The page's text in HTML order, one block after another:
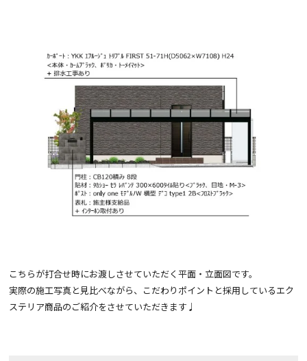
こちらが打合せ時にお渡しさせていただく平面・立面図です。
実際の施工写真と見比べながら、こだわりポイントと採用しているエク
ステリア商品のご紹介をさせていただきます♩